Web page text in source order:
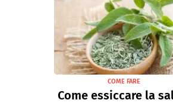
COME FARE
Come essiccare la